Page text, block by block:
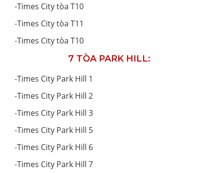
-Times City tòa T10
-Times City tòa T11
-Times City tòa T10
7 TÒA PARK HILL:
-Times City Park Hill 1
-Times City Park Hill 2
-Times City Park Hill 3
-Times City Park Hill 5
-Times City Park Hill 6
-Times City Park Hill 7